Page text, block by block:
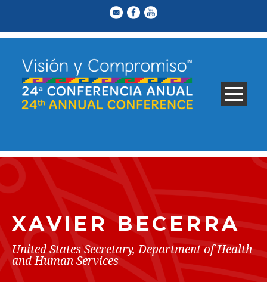
XAVIER BECERRA
United States Secretary, Department of Health
and Human Services